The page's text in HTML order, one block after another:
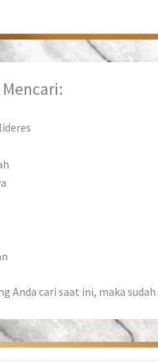
Anda cari saat ini, maka